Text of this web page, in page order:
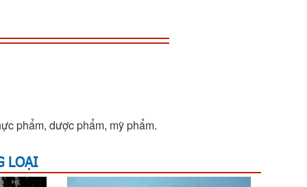
phẩm, dược phẩm, mỹ phẩm.
LOẠI